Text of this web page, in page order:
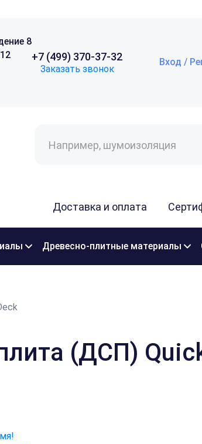
8
+7 (499) 370-37-32
Заказать звонок
Вход /
Доставка и оплата
Древесно-плитные материалы
(ДСП)